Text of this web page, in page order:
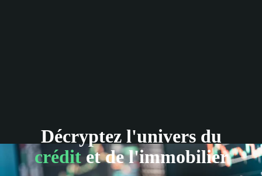
Décryptez l'univers du
créditet de l'immobilier